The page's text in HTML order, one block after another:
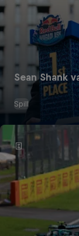
Sean Shank
Spill